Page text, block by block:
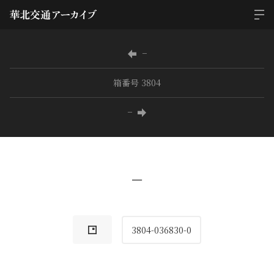
−
箱番号 3804
−
−
3804-036830-0